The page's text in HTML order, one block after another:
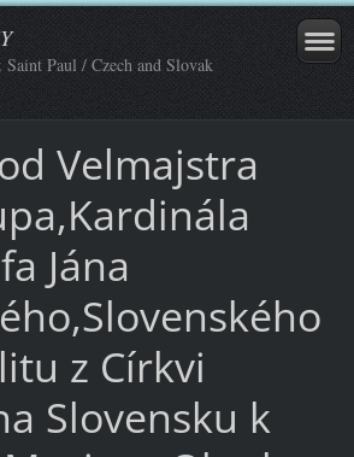
Paul / Czech and Slovak
Velmajstra
Jána
z Církvi
Slovensku k